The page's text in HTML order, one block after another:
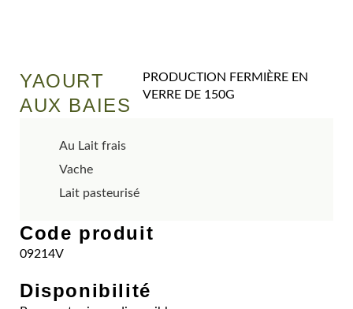
YAOURT
AUX BAIES
PRODUCTION FERMIÈRE EN
VERRE DE 150G
Au Lait frais
Vache
Lait pasteurisé
Code produit
09214V
Disponibilité